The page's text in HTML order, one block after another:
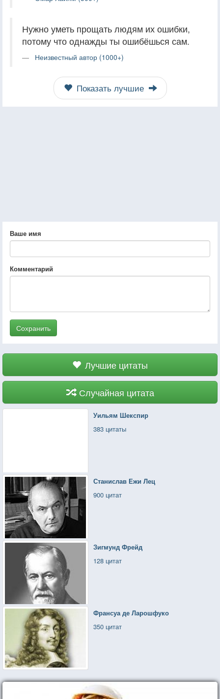
Нужно уметь прощать людям их ошибки,
потому что однажды ты ошибёшься сам.
Неизвестный автор (1000+)
Показать лучшие
Ваше имя
Комментарий
Сохранить
Лучшие цитаты
Случайная цитата
Уильям Шекспир
383 цитаты
Станислав Ежи Лец
900 цитат
Зигмунд Фрейд
128 цитат
Франсуа де Ларошфуко
350 цитат